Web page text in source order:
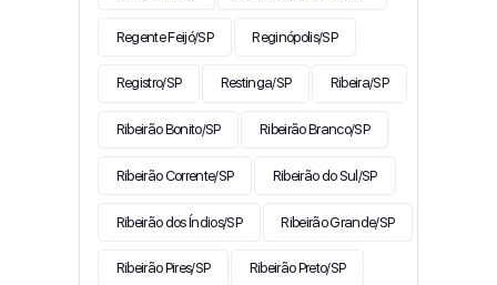
Regente Feijó/SP Reginópolis/SP
Registro/SP Restinga/SP Ribeira/SP
Ribeirão Bonito/SP Ribeirão Branco/SP
Ribeirão Corrente/SP Ribeirão do Sul/SP
Ribeirão dos Índios/SP Ribeirão Grande/SP
Ribeirão Pires/SP Ribeirão Preto/SP